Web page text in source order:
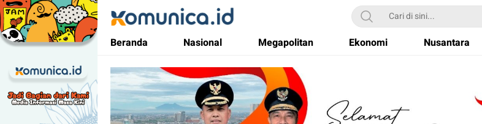
Komunica
Media Informasi Masa Kini
Beranda Nasional Megapolitan Ekonomi Nusantara